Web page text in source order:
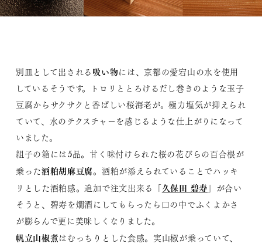
別皿として出される 吸い物には、京都の愛宕山の水を使用
しているそうです。トロリととろけるだし巻きのような玉子
豆腐からサクサクと香ばしい桜海老が。極力塩気が抑えられ
ていて、水のテクスチャーを感じるような仕上がりになって
いました。
組子の箱には5品。甘く味付けられた桜の花びらの百合根が
乗った酒粕胡麻豆腐。酒粕が添えられていることでハッキ
リとした酒粕感。追加で注文出来る「久保田 碧寿 」が合い
そうと、碧寿を燗酒にしてもらったら口の中でふくよかさ
が膨らんで更に美味しくなりました。
帆立山椒煮はむっちりとした食感。実山椒が乗っていて、